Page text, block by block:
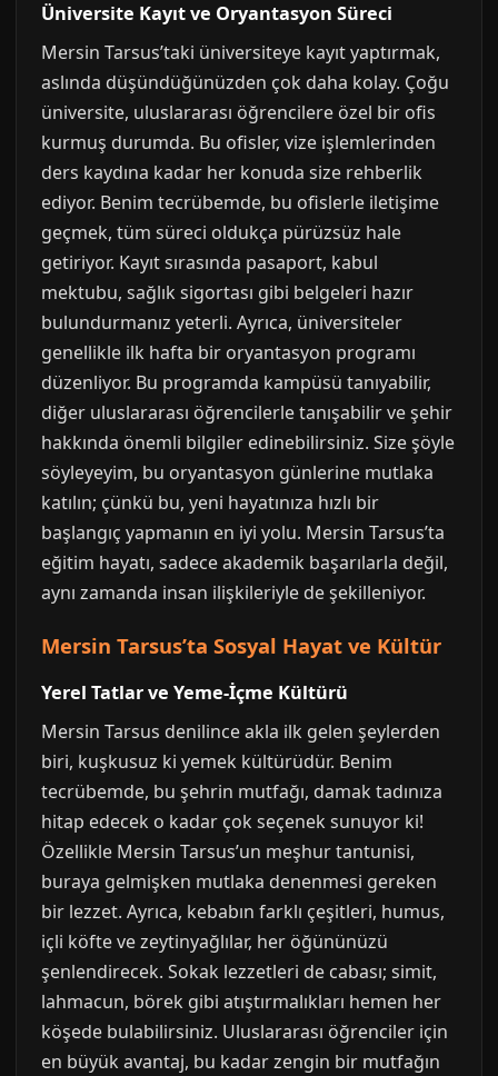
Üniversite Kayıt ve Oryantasyon Süreci
Mersin Tarsus’taki üniversiteye kayıt yaptırmak,
aslında düşündüğünüzden çok daha kolay. Çoğu
üniversite, uluslararası öğrencilere özel bir ofis
kurmuş durumda. Bu ofisler, vize işlemlerinden
ders kaydına kadar her konuda size rehberlik
ediyor. Benim tecrübemde, bu ofislerle iletişime
geçmek, tüm süreci oldukça pürüzsüz hale
getiriyor. Kayıt sırasında pasaport, kabul
mektubu, sağlık sigortası gibi belgeleri hazır
bulundurmanız yeterli. Ayrıca, üniversiteler
genellikle ilk hafta bir oryantasyon programı
düzenliyor. Bu programda kampüsü tanıyabilir,
diğer uluslararası öğrencilerle tanışabilir ve şehir
hakkında önemli bilgiler edinebilirsiniz. Size şöyle
söyleyeyim, bu oryantasyon günlerine mutlaka
katılın; çünkü bu, yeni hayatınıza hızlı bir
başlangıç yapmanın en iyi yolu. Mersin Tarsus’ta
eğitim hayatı, sadece akademik başarılarla değil,
aynı zamanda insan ilişkileriyle de şekilleniyor.
Mersin Tarsus’ta Sosyal Hayat ve Kültür
Yerel Tatlar ve Yeme-İçme Kültürü
Mersin Tarsus denilince akla ilk gelen şeylerden
biri, kuşkusuz ki yemek kültürüdür. Benim
tecrübemde, bu şehrin mutfağı, damak tadınıza
hitap edecek o kadar çok seçenek sunuyor ki!
Özellikle Mersin Tarsus’un meşhur tantunisi,
buraya gelmişken mutlaka denenmesi gereken
bir lezzet. Ayrıca, kebabın farklı çeşitleri, humus,
içli köfte ve zeytinyağlılar, her öğününüzü
şenlendirecek. Sokak lezzetleri de cabası; simit,
lahmacun, börek gibi atıştırmalıkları hemen her
köşede bulabilirsiniz. Uluslararası öğrenciler için
en büyük avantaj, bu kadar zengin bir mutfağın